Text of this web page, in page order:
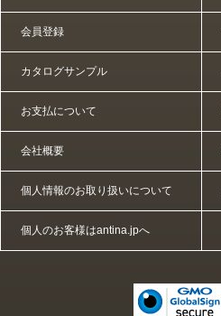
会員登録
カタログサンプル
お支払について
会社概要
個人情報のお取り扱いについて
個人のお客様はantina.jpへ